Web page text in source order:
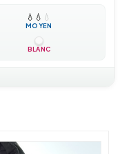
💧 💧 💧
MOYEN
BLANC